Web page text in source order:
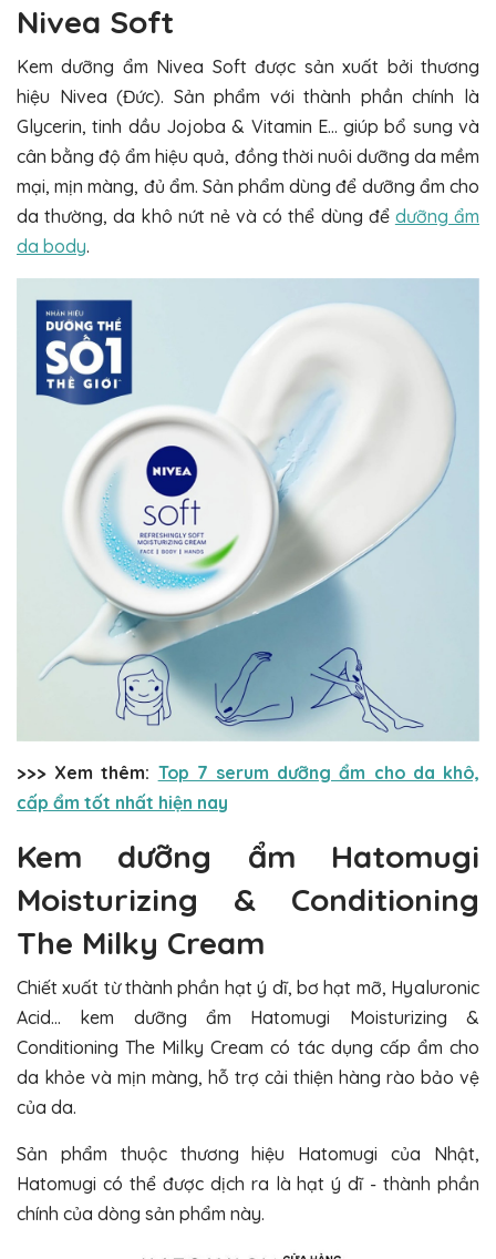
Nivea Soft
Kem dưỡng ẩm Nivea Soft được sản xuất bởi thương
hiệu Nivea (Đức). Sản phẩm với thành phần chính là
Glycerin, tinh dầu Jojoba & Vitamin E… giúp bổ sung và
cân bằng độ ẩm hiệu quả, đồng thời nuôi dưỡng da mềm
mại, mịn màng, đủ ẩm. Sản phẩm dùng để dưỡng ẩm cho
da thường, da khô nứt nẻ và có thể dùng để dưỡng ẩm
da body.
>>> Xem thêm: Top 7 serum dưỡng ẩm cho da khô,
cấp ẩm tốt nhất hiện nay
Kem dưỡng ẩm Hatomugi
Moisturizing & Conditioning
The Milky Cream
Chiết xuất từ thành phần hạt ý dĩ, bơ hạt mỡ, Hyaluronic
Acid… kem dưỡng ẩm Hatomugi Moisturizing &
Conditioning The Milky Cream có tác dụng cấp ẩm cho
da khỏe và mịn màng, hỗ trợ cải thiện hàng rào bảo vệ
của da.
Sản phẩm thuộc thương hiệu Hatomugi của Nhật,
Hatomugi có thể được dịch ra là hạt ý dĩ - thành phần
chính của dòng sản phẩm này.